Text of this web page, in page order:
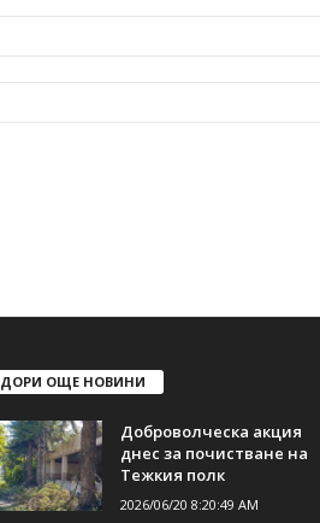
ДОРИ ОЩЕ НОВИНИ
Доброволческа акция
днес за почистване на
Тежкия полк
2026/06/20 8:20:49 AM